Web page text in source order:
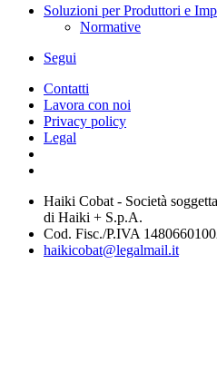
Soluzioni per Produttori e
Normative
Segui
Contatti
Lavora con noi
Privacy policy
Legal
Haiki Cobat - Società
di Haiki + S.p.A.
Cod. Fisc./P.IVA
haikicobat@legalmail.it